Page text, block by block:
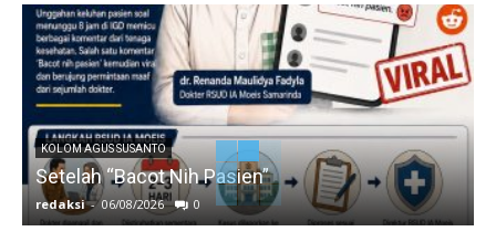
KOLOM AGUS SUSANTO
Setelah “Bacot Nih Pasien”
redaksi - 06/08/2026 0